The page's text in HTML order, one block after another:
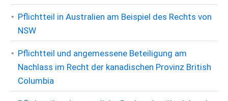
Pflichtteil in Australien am Beispiel des Rechts von
NSW
Pflichtteil und angemessene Beteiligung am
Nachlass im Recht der kanadischen Provinz British
Columbia